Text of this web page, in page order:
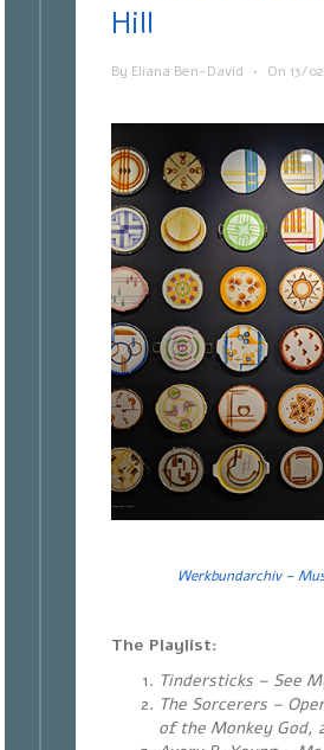
Hill
By Eliana Ben-David • On 13/
Werkbundarchiv –
The Playlist:
Tindersticks – See
The Sorcerers –
of the Monkey God,